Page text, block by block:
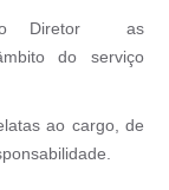
do Diretor as
do serviço
ao cargo, de